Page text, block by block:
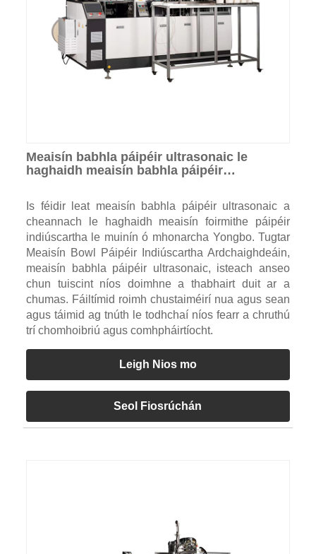
Meaisín babhla páipéir ultrasonaic le
haghaidh meaisín babhla páipéir
Is féidir leat meaisín babhla páipéir ultrasonaic a
cheannach le haghaidh meaisín foirmithe páipéir
indiúscartha le muinín ó mhonarcha Yongbo. Tugtar
Meaisín Bowl Páipéir Indiúscartha Ardchaighdeáin,
meaisín babhla páipéir ultrasonaic, isteach anseo
chun tuiscint níos doimhne a thabhairt duit ar a
chumas. Fáiltímid roimh chustaiméirí nua agus sean
agus táimid ag tnúth le todhchaí níos fearr a chruthú
trí chomhoibriú agus comhpháirtíocht.
Leigh Nios mo
Seol Fiosrúchán